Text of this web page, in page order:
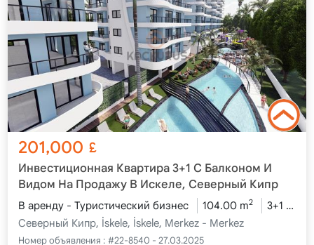
201,000 £
Инвестиционная Квартира 3+1 С Балконом И
Видом На Продажу В Искеле, Северный Кипр
В аренду - Туристический бизнес 104.00 m2 3+1
Северный Кипр, İskele, İskele, Merkez - Merkez
Номер объявления : #22-8540 - 27.03.2025